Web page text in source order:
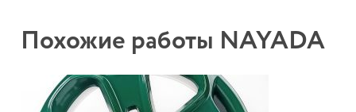
Похожие работы NAYADA